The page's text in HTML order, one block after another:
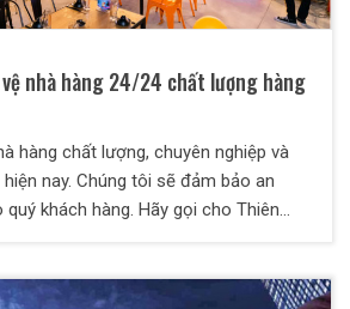
nhà hàng 24/24 chất lượng hàng
hàng chất lượng, chuyên nghiệp và
nay. Chúng tôi sẽ đảm bảo an
khách hàng. Hãy gọi cho Thiên